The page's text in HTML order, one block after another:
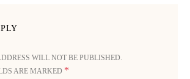
WILL NOT BE PUBLISHED.
ARE MARKED *